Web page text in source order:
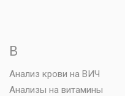
В
Анализ крови на ВИЧ
Анализы на витамины